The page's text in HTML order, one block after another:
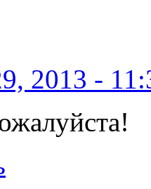
2013 -